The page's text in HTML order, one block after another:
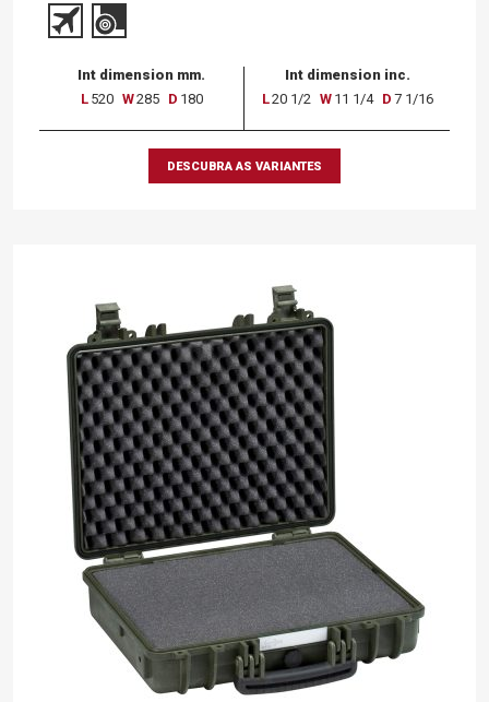
Int dimension mm.
L 520 W285 D 180
Int dimension inc.
L20 1/2 W 11 1/4 D 7 1/16
DESCUBRA AS VARIANTES